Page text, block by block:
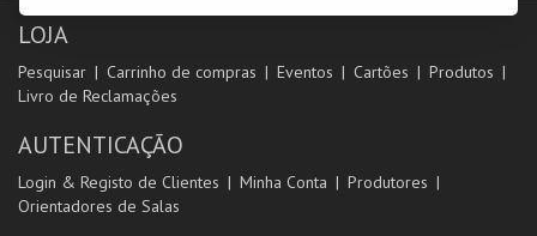
LOJA
Pesquisar Carrinho de compras Eventos Cartões
Produtos
Livro de Reclamações
AUTENTICAÇÃO
Login & Registo de Clientes Minha Conta
Produtores
Orientadores de Salas